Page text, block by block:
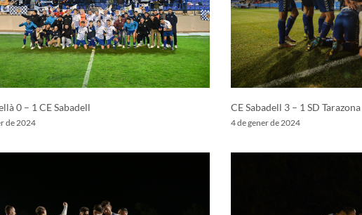
0 – 1 CE Sabadell
de 2024
CE Sabadell 3 – 1 SD Tarazona
4 de gener de 2024